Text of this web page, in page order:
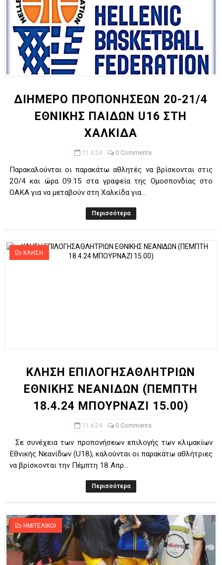
ΔΙΗΜΕΡΟ ΠΡΟΠΟΝΗΣΕΩΝ 20-21/4
ΕΘΝΙΚΗΣ ΠΑΙΔΩΝ U16 ΣΤΗ
ΧΑΛΚΙΔΑ
11.4.24 0 Comments
Παρακαλούνται οι παρακάτω αθλητές να βρίσκονται στις
20/4 και ώρα 09.15 στα γραφεία της Ομοσπονδίας στο
ΟΑΚΑ για να μεταβούν στη Χαλκίδα για...
Περισσότερα
ΚΛΗΣΗ
ΚΛΗΣΗ ΕΠΙΛΟΓΗΣΑΘΛΗΤΡΙΩΝ
ΕΘΝΙΚΗΣ ΝΕΑΝΙΔΩΝ (ΠΕΜΠΤΗ
18.4.24 ΜΠΟΥΡΝΑΖΙ 15.00)
11.4.24 0 Comments
Σε συνέχεια των προπονήσεων επιλογής των κλιμακίων
Εθνικής Νεανίδων (U18), καλούνται οι παρακάτω αθλήτριες
να βρίσκονται την Πέμπτη 18 Απρ...
Περισσότερα
ΗΜΙΤΕΛΙΚΟΙ